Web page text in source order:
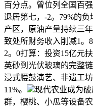
百分点。曾位列全国百
退居第七，-2。79%的
产区，原油产量持续三
致处所财务收入削减1。
2。0打算：投资15亿元
英砂到光伏玻璃的完整
浸式腰鼓演艺、非遗工
11%。
现代农业成为
群，樱桃、小瓜等设备